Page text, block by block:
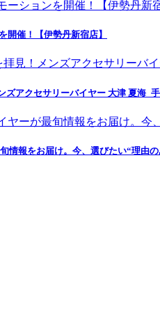
開催！【伊勢丹新宿店】
ズアクセサリーバイヤー 大津 夏海
情報をお届け。今、選びたい“理由